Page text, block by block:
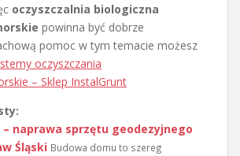
oczyszczalnia biologiczna
powinna być dobrze
pomoc w tym temacie możesz
oczyszczania
– Sklep InstalGrunt
– naprawa sprzętu geodezyjnego
Śląski Budowa domu to szereg